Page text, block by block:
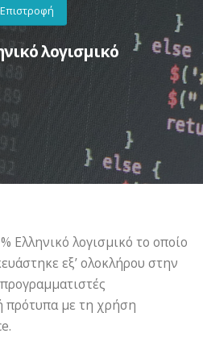
Επιστροφή
λογισμικό
Ελληνικό λογισμικό το οποίο
εξ’ ολοκλήρου στην
πρότυπα με τη χρήση